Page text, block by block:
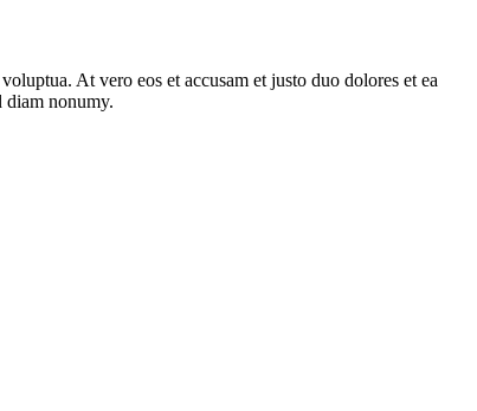
At vero eos et accusam et justo duo dolores et ea
diam nonumy.